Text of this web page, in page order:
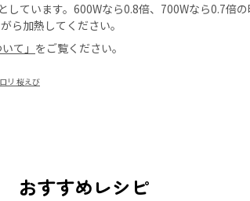
ています。600Wなら0.8倍、700Wなら0.7倍
ら加熱してください。
て」 をご覧ください。
リ 桜えび
おすすめレシピ